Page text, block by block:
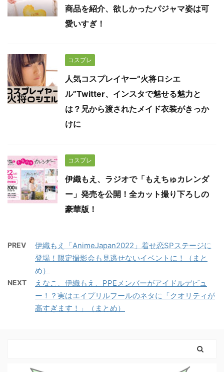
商品を紹介、欲しかったパジャマ姿は可
愛いすぎ！
コスプレ
人気コスプレイヤー“火将ロシエ
ル”Twitter、インスタで魅せる魅力と
は？兄から渡されたメイド衣装がきっか
けに
コスプレ
伊織もえ、ラジオで「もえちゅカレンダ
ー」発売を公開！全カット撮り下ろしの
豪華版！
PREV
伊織もえ「AnimeJapan2022」着せ恋SPステージに
登場！限定撮影会も見逃せないイベントに！（まと
め）
NEXT
えなこ、伊織もえ、PPEメンバーがアイドルデビュ
ー！？実はエイプリルフールのネタに「クオリティが
高すぎます！」（まとめ）